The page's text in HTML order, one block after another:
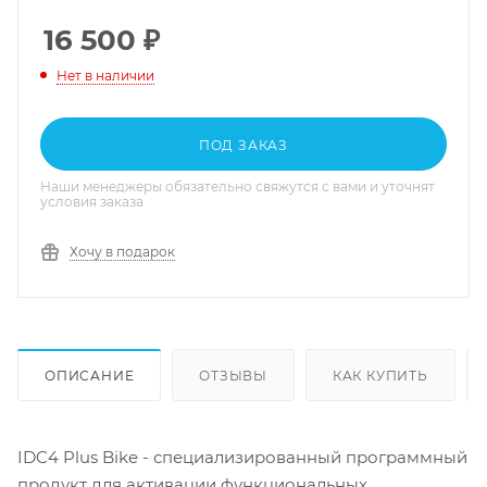
16 500 ₽
Нет в наличии
ПОД ЗАКАЗ
Наши менеджеры обязательно свяжутся с вами и уточнят
условия заказа
Хочу в подарок
ОПИСАНИЕ ОТЗЫВЫ КАК КУПИТЬ
IDC4 Plus Bike - специализированный программный